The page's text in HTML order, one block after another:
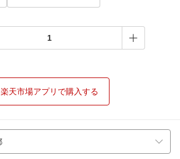
楽天市場アプリで購入する